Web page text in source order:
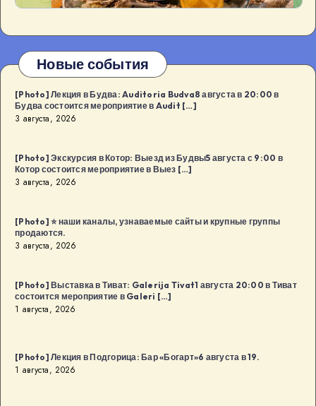
Новые события
[Photo] Лекция в Будва: Auditoria Budva8 августа в 20:00 в
Будва состоится мероприятие в Audit […]
3 августа, 2026
[Photo] Экскурсия в Котор: Выезд из Будвы5 августа с 9:00 в
Котор состоится мероприятие в Выез […]
3 августа, 2026
[Photo] ⭐️ наши каналы, узнаваемые сайты и крупные группы
продаются.
3 августа, 2026
[Photo] Выставка в Тиват: Galerija Tivat1 августа 20:00 в Тиват
состоится мероприятие в Galeri […]
1 августа, 2026
[Photo] Лекция в Подгорица: Бар «Богарт»6 августа в 19.
1 августа, 2026